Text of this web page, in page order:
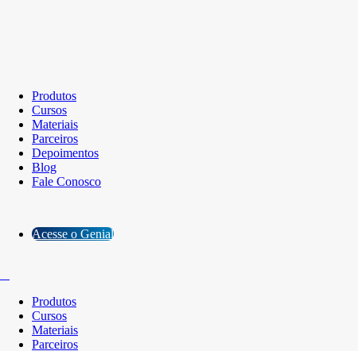
Produtos
Cursos
Materiais
Parceiros
Depoimentos
Blog
Fale Conosco
Acesse o Genial
Produtos
Cursos
Materiais
Parceiros